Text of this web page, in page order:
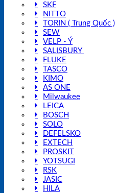
SKF
NITTO
TORIN ( Trung Quốc )
SEW
VELP - Ý
SALISBURY
FLUKE
TASCO
KIMO
AS ONE
Milwaukee
LEICA
BOSCH
SOLO
DEFELSKO
EXTECH
PROSKIT
YOTSUGI
RSK
JASIC
HILA